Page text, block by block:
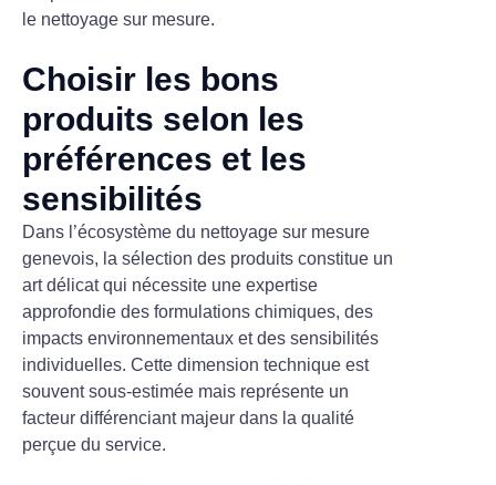
le nettoyage sur mesure.
Choisir les bons
produits selon les
préférences et les
sensibilités
Dans l’écosystème du nettoyage sur mesure
genevois, la sélection des produits constitue un
art délicat qui nécessite une expertise
approfondie des formulations chimiques, des
impacts environnementaux et des sensibilités
individuelles. Cette dimension technique est
souvent sous-estimée mais représente un
facteur différenciant majeur dans la qualité
perçue du service.